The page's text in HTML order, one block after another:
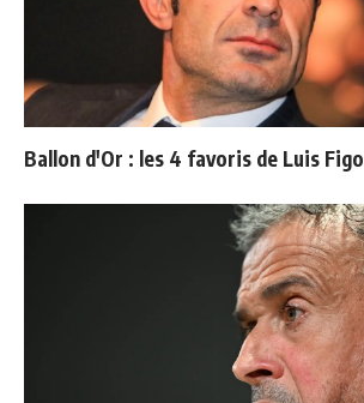
Ballon d'Or : les 4 favoris de Luis Figo